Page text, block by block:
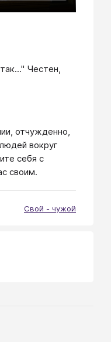
Честен,
отчужденно,
вокруг
себя с
своим.
Свой - чужой